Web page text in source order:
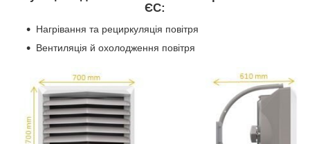
ЄС:
Нагрівання та рециркуляція повітря
Вентиляція й охолодження повітря